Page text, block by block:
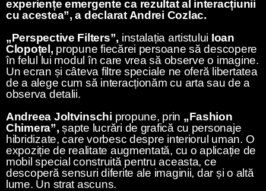
experiențe emergente ca rezultat al interacțiunii
cu acestea”, a declarat Andrei Cozlac.
„Perspective Filters”, instalația artistului Ioan
Clopoțel, propune fiecărei persoane să descopere
în felul lui modul în care vrea să observe o imagine.
Un ecran și câteva filtre speciale ne oferă libertatea
de a alege cum să interacționăm cu arta sau de a
observa detalii.
Andreea Joltvinschi propune, prin „Fashion
Chimera”, șapte lucrări de grafică cu personaje
hibridizate, care vorbesc despre interiorul uman. O
expoziție de realitate augmentată, cu o aplicație de
mobil special construită pentru aceasta, ce
descoperă sensuri diferite ale imaginii, dar și o altă
lume. Un strat ascuns.